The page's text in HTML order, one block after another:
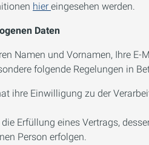
hier eingesehen werden.
Daten
Namen und Vornamen, Ihre
folgende Regelungen in
ihre Einwilligung zu der
Erfüllung eines Vertrags,
Person erfolgen.